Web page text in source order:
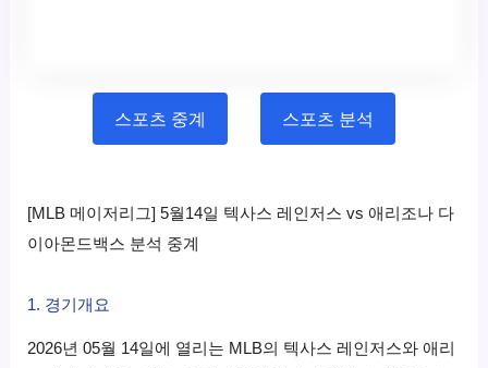
스포츠 중계 스포츠 분석
[MLB 메이저리그] 5월14일 텍사스 레인저스 vs 애리조나 다
이아몬드백스 분석 중계
1. 경기개요
2026년 05월 14일에 열리는 MLB의 텍사스 레인저스와 애리